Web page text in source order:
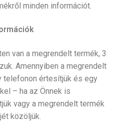
minden információt.
van a megrendelt termék, 3
Amennyiben a megrendelt
telefonon értesítjük és egy
– ha az Önnek is
vagy a megrendelt termék
közöljük.